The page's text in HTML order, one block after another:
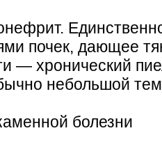
почек, дающее
— хронический
небольшой
болезни